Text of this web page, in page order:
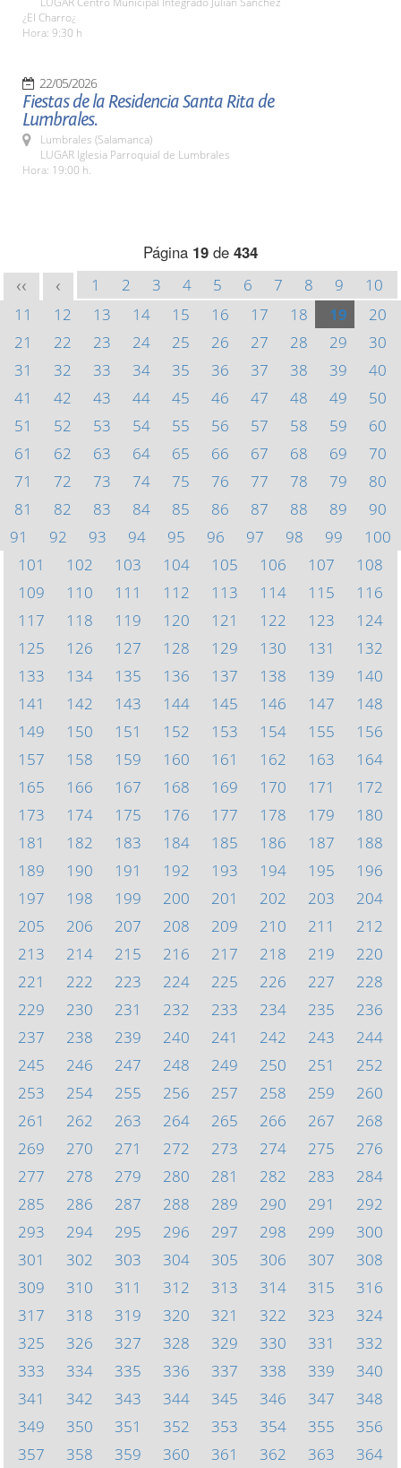
¿El Charro¿
Hora: 9:30 h
22/05/2026
Fiestas de la Residencia Santa Rita de
Lumbrales.
Lumbrales (Salamanca)
LUGAR Iglesia Parroquial de Lumbrales
Hora: 19:00 h.
Página 19 de 434
<< < 1 2 3 4 5 6 7 8 9
10
11
12 13 14 15 16 17 18 19
20
21
22 23 24 25 26 27 28 29
30
31
32 33 34 35 36 37 38 39
40
41
42 43 44 45 46 47 48 49
50
51
52 53 54 55 56 57 58 59
60
61
62 63 64 65 66 67 68 69
70
71
72 73 74 75 76 77 78 79
80
81
82 83 84 85 86 87 88 89
90
91
92 93 94 95 96 97 98 99
100
101
102 103 104 105 106 107
108
109
110 111 112 113 114 115
116
117
118 119 120 121 122 123
124
125
126 127 128 129 130 131
132
133
134 135 136 137 138 139
140
141
142 143 144 145 146 147
148
149
150 151 152 153 154 155
156
157
158 159 160 161 162 163
164
165
166 167 168 169 170 171
172
173
174 175 176 177 178 179
180
181
182 183 184 185 186 187
188
189
190 191 192 193 194 195
196
197
198 199 200 201 202 203
204
205
206 207 208 209 210 211
212
213
214 215 216 217 218 219
220
221
222 223 224 225 226 227
228
229
230 231 232 233 234 235
236
237
238 239 240 241 242 243
244
245
246 247 248 249 250 251
252
253
254 255 256 257 258 259
260
261
262 263 264 265 266 267
268
269
270 271 272 273 274 275
276
277
278 279 280 281 282 283
284
285
286 287 288 289 290 291
292
293
294 295 296 297 298 299
300
301
302 303 304 305 306 307
308
309
310 311 312 313 314 315
316
317
318 319 320 321 322 323
324
325
326 327 328 329 330 331
332
333
334 335 336 337 338 339
340
341
342 343 344 345 346 347
348
349
350 351 352 353 354 355
356
357
358 359 360 361 362 363 364